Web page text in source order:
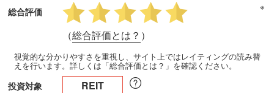
総合評価
（総合評価とは？ ）
※
視覚的な分かりやすさを重視し、サイト上ではレイティングの読み替
えを行います。詳しくは「総合評価とは？」を確認ください。
投資対象 REIT